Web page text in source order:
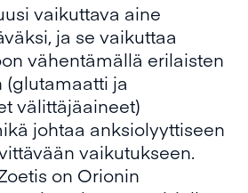
vaikuttava aine
ja se vaikuttaa
vähentämällä erilaisten
ja
välittäjäaineet)
johtaa anksiolyyttiseen
vaikutukseen.
on Orionin